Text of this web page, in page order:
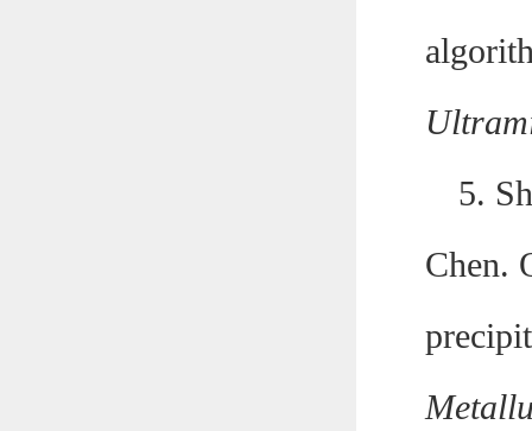
5.
Chen.